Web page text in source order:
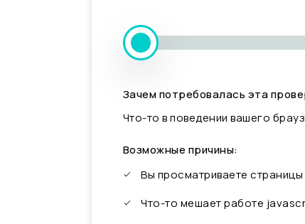
Зачем потребовалась эта
Что-то в поведении вашего
Возможные причины:
Вы просматриваете
Что-то мешает работе